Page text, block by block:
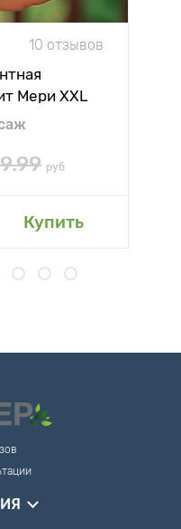
10 отзывов
Мери XXL
руб
Купить